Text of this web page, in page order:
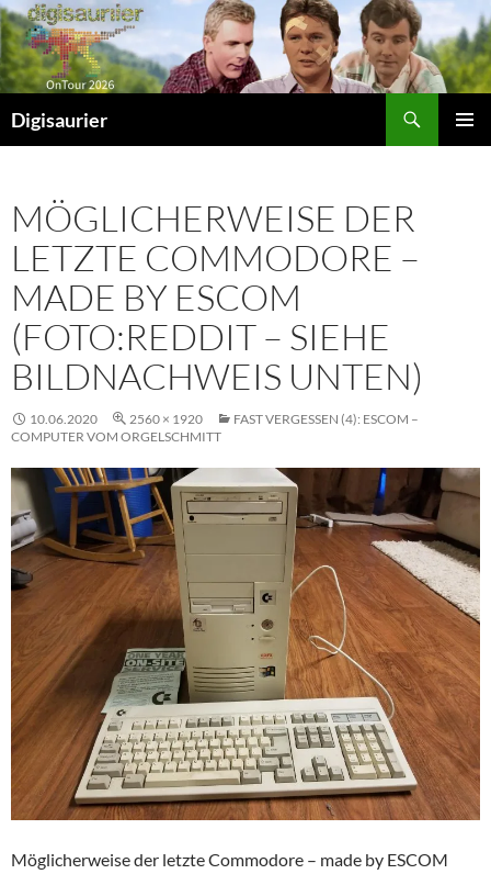
Zum
Inhalt
springen
Digisaurier
MÖGLICHERWEISE DER
LETZTE COMMODORE –
MADE BY ESCOM
(FOTO:REDDIT – SIEHE
BILDNACHWEIS UNTEN)
10.06.2020 2560 × 1920
FAST VERGESSEN (4): ESCOM –
COMPUTER VOM ORGELSCHMITT
Möglicherweise der letzte Commodore – made by ESCOM